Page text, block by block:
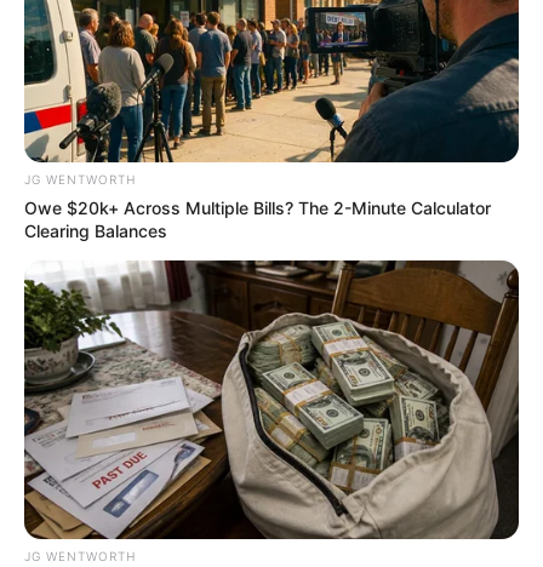
$20,000 In Personal Debt? You're Being Bleed Dry
Every Single Month
JG WENTWORTH
$30k In Debt Relief Scandal: What Financial
Institutions Quietly Conceal
JG WENTWORTH
JG WENTWORTH
Owe $20k+ Across Multiple Bills? The 2-Minute Calculator
Clearing Balances
JG WENTWORTH